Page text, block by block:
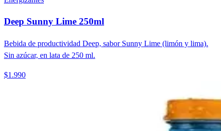
Deep Sunny Lime 250ml
Bebida de productividad Deep, sabor Sunny Lime (limón y lima).
Sin azúcar, en lata de 250 ml.
$1.990